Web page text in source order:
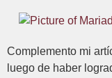
Complemento mi
luego de haber